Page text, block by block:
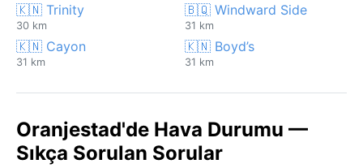
🇰🇳 Trinity
30 km
🇧🇶 Windward Side
31 km
🇰🇳 Cayon
31 km
🇰🇳 Boyd’s
31 km
Oranjestad'de Hava Durumu —
Sıkça Sorulan Sorular